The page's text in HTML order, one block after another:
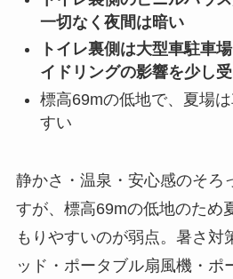
一切なく夜間は暗い
トイレ裏側は大型車駐車
イドリングの影響を少し
標高69mの低地で、夏場
すい
静かさ・温泉・安心感のそろ
すが、標高69mの低地のため
もりやすいのが弱点。暑さ対
ッド・ポータブル扇風機・ポ